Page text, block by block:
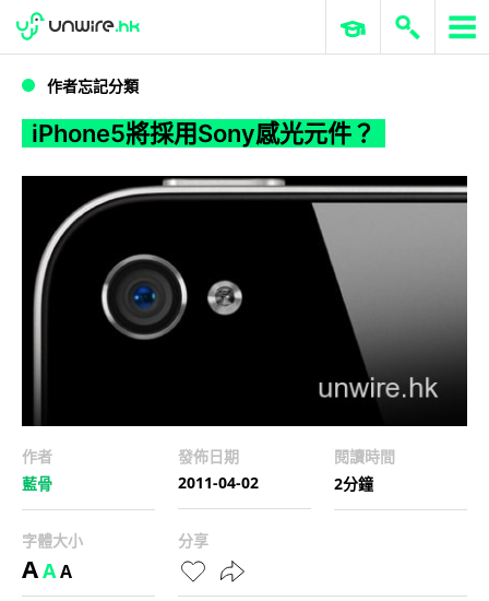
iPhone5將採用Sony感光元件？
WWDC 2026 ERP 與商業 AI
作者忘記分類
iPhone5將採用Sony感光元件？
作者
藍骨
發佈日期
2011-04-02
閱讀時間
2分鐘
字體大小
AAA
分享